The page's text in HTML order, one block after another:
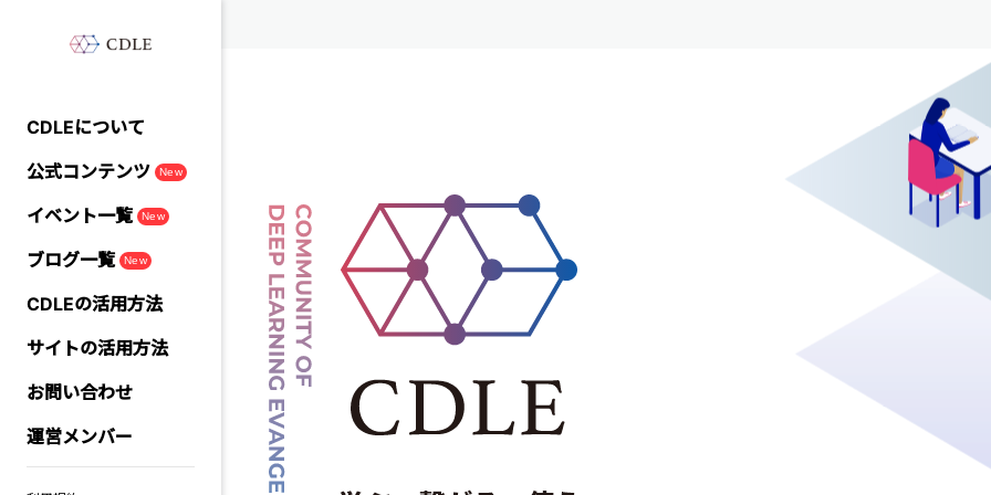
CDLEについて
公式コンテンツ
New
イベント一覧 New
ブログ一覧 New
CDLEの活用方法
サイトの活用方法
お問い合わせ
運営メンバー